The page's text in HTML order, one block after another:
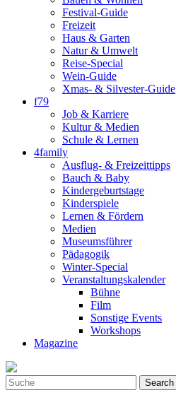
Festival-Guide
Freizeit
Haus & Garten
Natur & Umwelt
Reise-Special
Wein-Guide
Xmas- & Silvester-Guide
f79
Job & Karriere
Kultur & Medien
Schule & Lernen
4family
Ausflug- & Freizeittipps
Bauch & Baby
Kindergeburtstage
Kinderspiele
Lernen & Fördern
Medien
Museumsführer
Pädagogik
Winter-Special
Veranstaltungskalender
Bühne
Film
Sonstige Events
Workshops
Magazine